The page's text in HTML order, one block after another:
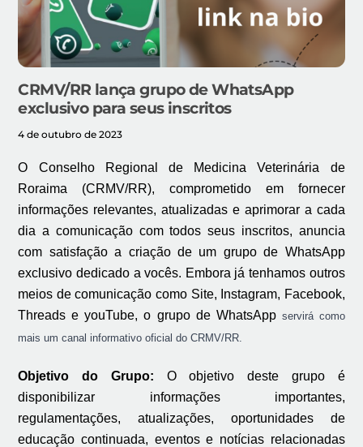
CRMV/RR lança grupo de WhatsApp
exclusivo para seus inscritos
4 de outubro de 2023
O Conselho Regional de Medicina Veterinária de
Roraima (CRMV/RR), comprometido em fornecer
informações relevantes, atualizadas e aprimorar a cada
dia a comunicação com todosseus inscritos, anuncia
com satisfação a criação de um grupo de WhatsApp
exclusivodedicado a vocês. Embora já tenhamos outros
meios de comunicação como Site, Instagram, Facebook,
Threads e youTube, o grupo de WhatsApp servirá como
maisum canal informativo oficial do CRMV/RR.
Objetivo do Grupo: O objetivo deste grupo é
disponibilizar informações importantes,
regulamentações, atualizações, oportunidades de
educação continuada, eventos e notícias relacionadas